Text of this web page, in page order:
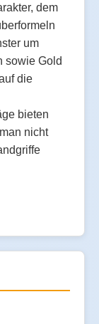
dem
um
sowie Gold
die
bieten
nicht